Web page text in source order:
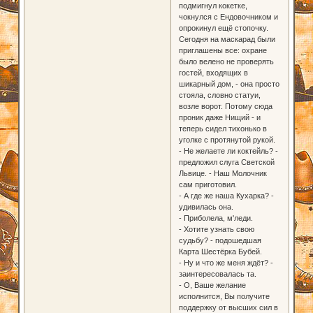
подмигнул кокетке,
чокнулся с Ендовочником и
опрокинул ещё стопочку.
Сегодня на маскарад были
приглашены все: охране
было велено не проверять
гостей, входящих в
шикарный дом, - она просто
стояла, словно статуи,
возле ворот. Потому сюда
проник даже Нищий - и
теперь сидел тихонько в
уголке с протянутой рукой.
- Не желаете ли коктейль? -
предложил слуга Светской
Львице. - Наш Молочник
сам приготовил.
- А где же наша Кухарка? -
удивилась она.
- Приболела, м'леди.
- Хотите узнать свою
судьбу? - подошедшая
Карта Шестёрка Бубей.
- Ну и что же меня ждёт? -
заинтересовалась та.
- О, Ваше желание
исполнится, Вы получите
поддержку от высших сил в